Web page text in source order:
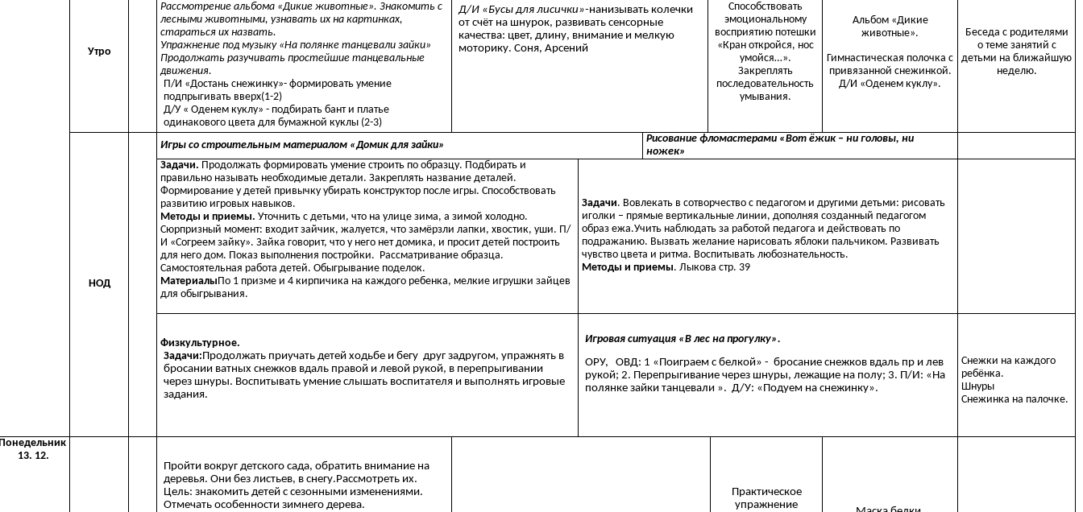
Утро
Рассмотрение альбома «Дикие животные». Знакомить с
лесными животными, узнавать их на картинках,
стараться их назвать.
Упражнение под музыку «На полянке танцевали зайки»
Продолжать разучивать простейшие танцевальные
движения.
П/И «Достань снежинку»- формировать умение
подпрыгивать вверх(1-2)
Д/У « Оденем куклу» - подбирать бант и платье
одинакового цвета для бумажной куклы (2-3)
Д/И «Бусы для лисички»-нанизывать колечки
от счёт на шнурок, развивать сенсорные
качества: цвет, длину, внимание и мелкую
моторику. Соня, Арсений
Способствовать
эмоциональному
восприятию потешки
«Кран откройся, нос
умойся…».
Закреплять
последовательность
умывания.
Альбом «Дикие
животные».
Гимнастическая полочка с
привязанной снежинкой.
Д/И «Оденем куклу».
Беседа с родителями
о теме занятий с
детьми на ближайшую
неделю.
НОД
Игры со строительным материалом «Домик для зайки»
Рисование фломастерами «Вот ёжик – ни головы, ни
ножек»
Задачи. Продолжать формировать умение строить по образцу. Подбирать и
правильно называть необходимые детали. Закреплять название деталей.
Формирование у детей привычку убирать конструктор после игры. Способствовать
развитию игровых навыков.
Методы и приемы.Уточнить с детьми, что на улице зима, а зимой холодно.
Сюрпризный момент: входит зайчик, жалуется, что замёрзли лапки, хвостик, уши. П/
И «Согреем зайку». Зайка говорит, что у него нет домика, и просит детей построить
для него дом. Показ выполнения постройки. Рассматривание образца.
Самостоятельная работа детей. Обыгрывание поделок.
МатериалыПо 1 призме и 4 кирпичика на каждого ребенка, мелкие игрушки зайцев
для обыгрывания.
Задачи. Вовлекать в сотворчество с педагогом и другими детьми: рисовать
иголки – прямые вертикальные линии, дополняя созданный педагогом
образ ежа.Учить наблюдать за работой педагога и действовать по
подражанию. Вызвать желание нарисовать яблоки пальчиком. Развивать
чувство цвета и ритма. Воспитывать любознательность.
Методы и приемы. Лыкова стр. 39
Физкультурное.
Задачи:Продолжать приучать детей ходьбе и бегу друг задругом, упражнять в
бросании ватных снежков вдаль правой и левой рукой, в перепрыгивании
через шнуры. Воспитывать умение слышать воспитателя и выполнять игровые
задания.
Игровая ситуация «В лес на прогулку».
ОРУ, ОВД: 1 «Поиграем с белкой» - бросание снежков вдаль пр и лев
рукой; 2. Перепрыгивание через шнуры, лежащие на полу; 3. П/И: «На
полянке зайки танцевали ». Д/У: «Подуем на снежинку».
Снежки на каждого
ребёнка.
Шнуры
Снежинка на палочке.
13. 12.
Пройти вокруг детского сада, обратить внимание на
деревья. Они без листьев, в снегу.Рассмотреть их.
Цель: знакомить детей с сезонными изменениями.
Отмечать особенности зимнего дерева.
Практическое
упражнение